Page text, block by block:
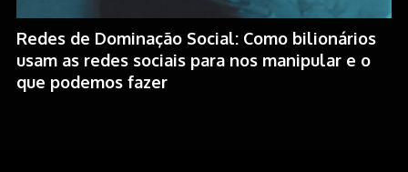
Redes de Dominação Social: Como bilionários
usam as redes sociais para nos manipular e o
que podemos fazer